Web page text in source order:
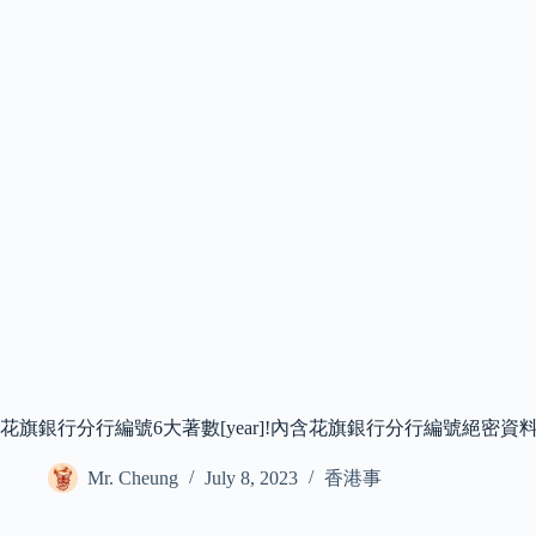
花旗銀行分行編號6大著數[year]!內含花旗銀行分行編號絕密資
Mr. Cheung July 8, 2023 香港事